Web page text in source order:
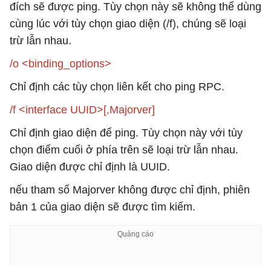
đích sẽ được ping. Tùy chọn này sẽ không thể dùng
cùng lúc với tùy chọn giao diện (/f), chúng sẽ loại
trừ lẫn nhau.
/o <binding_options>
Chỉ định các tùy chọn liên kết cho ping RPC.
/f <interface UUID>[,Majorver]
Chỉ định giao diện để ping. Tùy chọn này với tùy
chọn điểm cuối ở phía trên sẽ loại trừ lẫn nhau.
Giao diện được chỉ định là UUID.
nếu tham số Majorver không được chỉ định, phiên
bản 1 của giao diện sẽ được tìm kiếm.